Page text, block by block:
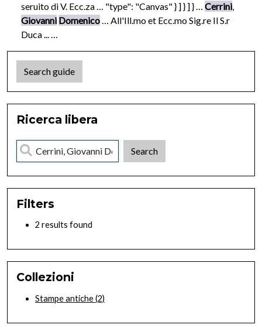
seruito di V. Ecc.za … "type": "Canvas" } ] } ] } … Cerrini,
Giovanni Domenico… All'Ill.mo et Ecc.mo Sig.re Il S.r
Duca ... …
Search guide
Ricerca libera
Filters
2 results found
Collezioni
Stampe antiche(2)